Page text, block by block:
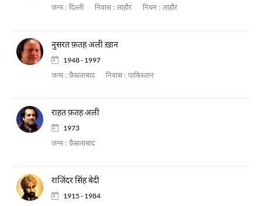
जन्म : दिल्ली निवास : लाहौर निधन : लाहौर
नुसरत फ़तह अली ख़ान
1948 - 1997
जन्म : फ़ैसलाबाद निवास : पाकिस्तान
राहत फ़तह अली
1973
जन्म : फ़ैसलाबाद
राजिंदर सिंह बेदी
1915 - 1984